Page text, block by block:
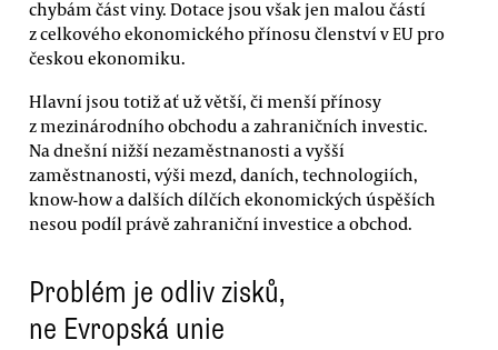
chybám část viny. Dotace jsou však jen malou částí
z celkového ekonomického přínosu členství v EU pro
českou ekonomiku.
Hlavní jsou totiž ať už větší, či menší přínosy
z mezinárodního obchodu a zahraničních investic.
Na dnešní nižší nezaměstnanosti a vyšší
zaměstnanosti, výši mezd, daních, technologiích,
know-how a dalších dílčích ekonomických úspěších
nesou podíl právě zahraniční investice a obchod.
Problém je odliv zisků,
ne Evropská unie